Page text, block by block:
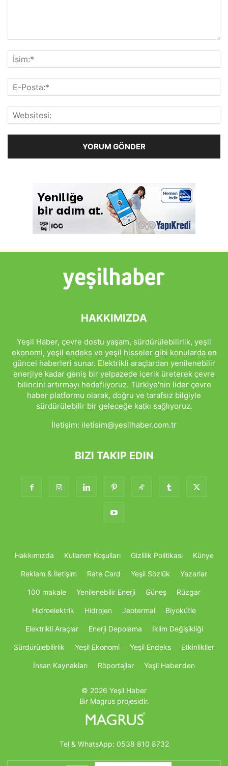
HAKKIMIZDA
Yeşil Haber, çevre dostu yaşam, sürdürülebilirlik, yeşil
ekonomi, yeşil endeks ve yeşil hisseler gibi konularda en
güncel haberleri sunar. Elektrikli araçlardan yenilenebilir
enerjiye kadar geniş bir yelpazede içerik üreterek çevre
bilincini artırmayı hedefliyoruz. Türkiye'nin lider çevre
haber platformu olarak, doğru ve tarafsız bilgiyle
sürdürülebilir bir geleceğe katkı sağlıyoruz.
İletişim: iletisim@yesilhaber.com.tr
BIZI TAKIP EDIN
Hakkımızda Kullanım Koşulları Gizlilik Politikası Künye
Reklam & İletişim Rate Card Yeşil Sözlük Yazarlar
100 makale Yenilenebilir Enerji Güneş Rüzgar
Hidroelektrik Hidrojen Jeotermal Biyokütle
Elektrikli Araçlar Enerji Depolama İklim Değişikliği
Sürdürülebilirlik Yeşil Ekonomi Yeşil Endeks Etkinlikller
İnsan Kaynakları Röportajlar Yeşil Haber’den
© 2026 Yeşil Haber
Bir Magrus projesidir.
Tel & WhatsApp: 0538 810 8732